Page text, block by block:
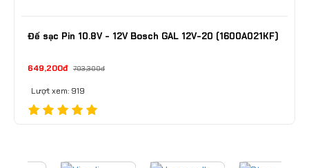
Đế sạc Pin 10.8V - 12V Bosch GAL 12V-20 (1600A021KF)
649,200đ 703,300đ
Lượt xem: 919